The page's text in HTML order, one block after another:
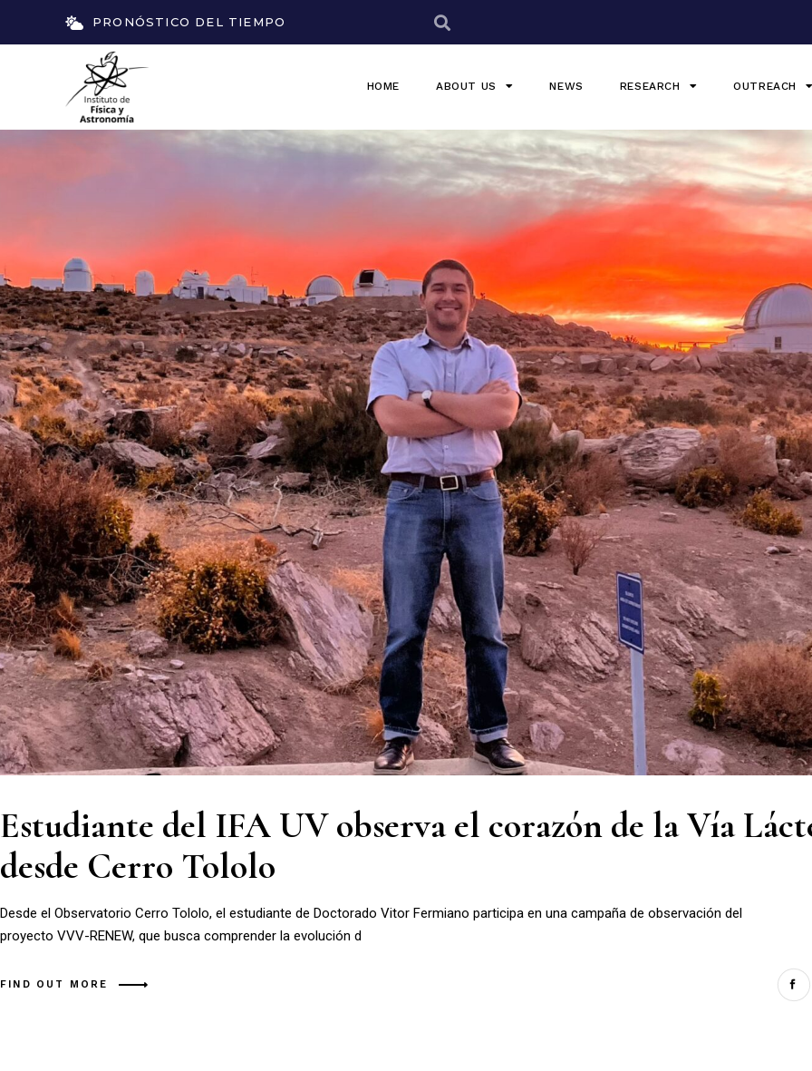
PRONÓSTICO DEL TIEMPO
HOME ABOUT US NEWS RESEARCH OUTREACH
Estudiante del IFA UV observa el corazón de la Vía
desde Cerro Tololo
Desde el Observatorio Cerro Tololo, el estudiante de Doctorado Vitor Fermiano participa en una campaña de observación del
proyecto VVV-RENEW, que busca comprender la evolución d
FIND OUT MORE